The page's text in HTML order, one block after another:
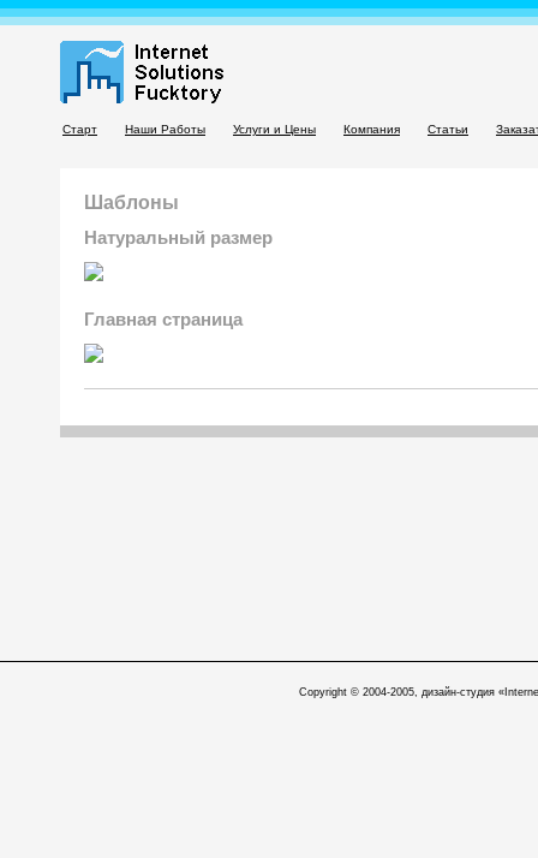
Старт Наши Работы Услуги и Цены Компания Статьи
Шаблоны
Натуральный размер
Главная страница
Copyright © 2004-2005, дизайн-студия